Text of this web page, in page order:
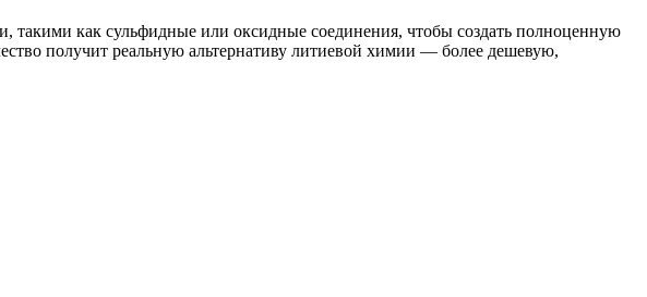
как сульфидные или оксидные соединения, чтобы создать полноценную
получит реальную альтернативу литиевой химии — более дешевую,